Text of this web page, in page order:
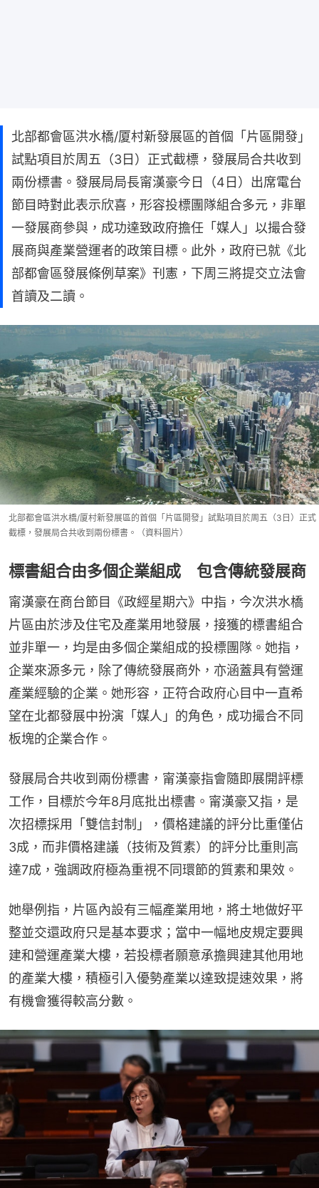
北部都會區洪水橋/厦村新發展區的首個「片區開發」
試點項目於周五（3日）正式截標，發展局合共收到
兩份標書。發展局局長甯漢豪今日（4日）出席電台
節目時對此表示欣喜，形容投標團隊組合多元，非單
一發展商參與，成功達致政府擔任「媒人」以撮合發
展商與產業營運者的政策目標。此外，政府已就《北
部都會區發展條例草案》刊憲，下周三將提交立法會
首讀及二讀。
北部都會區洪水橋/厦村新發展區的首個「片區開發」試點項目於周五（3日）正式
截標，發展局合共收到兩份標書。（資料圖片）
標書組合由多個企業組成 包含傳統發展商
甯漢豪在商台節目《政經星期六》中指，今次洪水橋
片區由於涉及住宅及產業用地發展，接獲的標書組合
並非單一，均是由多個企業組成的投標團隊。她指，
企業來源多元，除了傳統發展商外，亦涵蓋具有營運
產業經驗的企業。她形容，正符合政府心目中一直希
望在北都發展中扮演「媒人」的角色，成功撮合不同
板塊的企業合作。
發展局合共收到兩份標書，甯漢豪指會隨即展開評標
工作，目標於今年8月底批出標書。甯漢豪又指，是
次招標採用「雙信封制」，價格建議的評分比重僅佔
3成，而非價格建議（技術及質素）的評分比重則高
達7成，強調政府極為重視不同環節的質素和果效。
她舉例指，片區內設有三幅產業用地，將土地做好平
整並交還政府只是基本要求；當中一幅地皮規定要興
建和營運產業大樓，若投標者願意承擔興建其他用地
的產業大樓，積極引入優勢產業以達致提速效果，將
有機會獲得較高分數。